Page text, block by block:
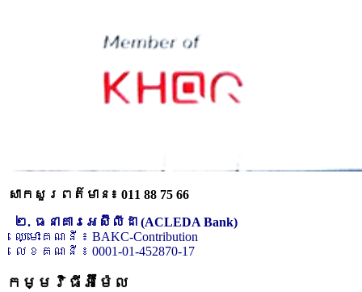
សាកសួរពត៌មាន៖ 011 88 75 66
២. ធនាគារអេស៊ីលីដា (ACLEDA Bank)
ឈ្មោះគណនី ៖ BAKC-Contribution
លេខគណនី ៖ 0001-01-452870-17
កម្មវិធីអ៊ីម៉ែល